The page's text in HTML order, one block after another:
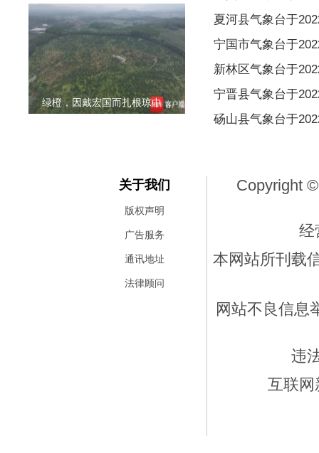
绿橙，因戴宏国而扎根琼中，
夏河县气象台于
宁国市气象台于
新林区气象台于
宁晋县气象台于
砀山县气象台于
关于我们
版权声明
广告服务
通讯地址
法律顾问
Copyright
经
本网站所刊载
网站不良信息
违
互联网